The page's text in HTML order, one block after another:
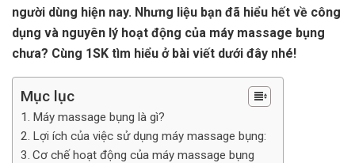
SỨC KHỎE TINH THẦN
CÔNG NGHỆ
người dùng hiện nay. Nhưng liệu bạn đã hiểu hết về công
dụng và nguyên lý hoạt động của máy massage bụng
chưa? Cùng 1SK tìm hiểu ở bài viết dưới đây nhé!
Mục lục
Máy massage bụng là gì?
Lợi ích của việc sử dụng máy massage bụng:
Cơ chế hoạt động của máy massage bụng